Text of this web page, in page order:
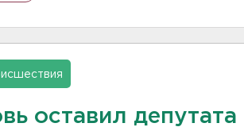
оставил депутата